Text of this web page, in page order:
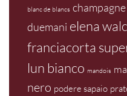
blanc de blancs
duemani elena
franciacorta
lun bianco mandois
nero podere sapaio